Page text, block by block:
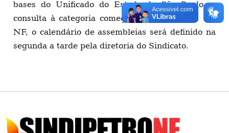
bases do Unificado do Estado de São Paulo, a
consulta à categoria começa no domingo, 17. No
NF, o calendário de assembleias será definido na
segunda a tarde pela diretoria do Sindicato.